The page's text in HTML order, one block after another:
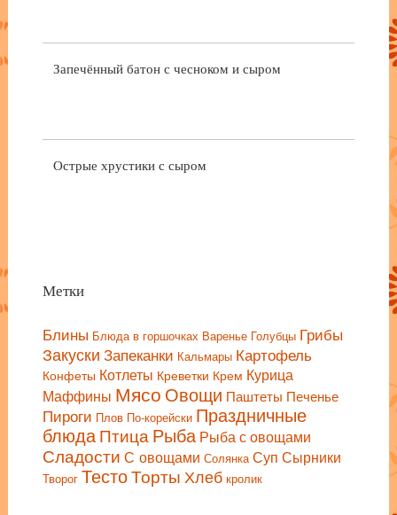
Запечённый батон с чесноком и сыром
Острые хрустики с сыром
Метки
Блины Блюда в горшочках Варенье Голубцы Грибы
Закуски Запеканки Кальмары Картофель
Конфеты Котлеты Креветки Крем Курица
Маффины Мясо Овощи Паштеты Печенье
Пироги Плов По-корейски Праздничные
блюдаПтица Рыба Рыба с овощами
Сладости С овощами Солянка Суп Сырники
Творог ТестоТорты Хлеб кролик